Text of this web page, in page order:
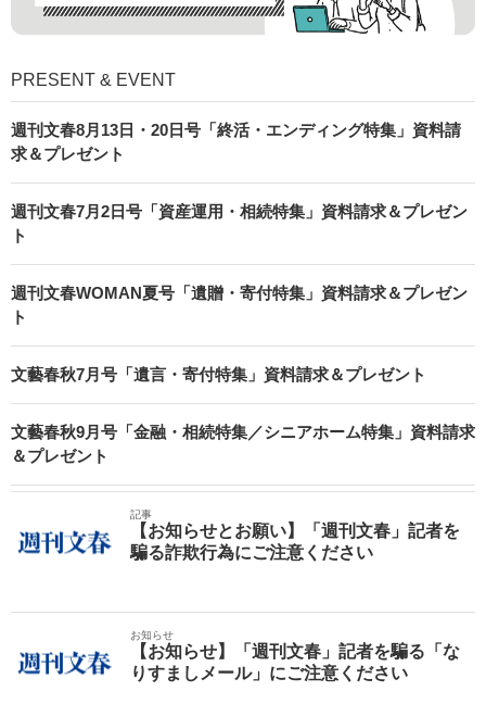
PRESENT & EVENT
週刊文春8月13日・20日号「終活・エンディング特集」資料請
求＆プレゼント
週刊文春7月2日号「資産運用・相続特集」資料請求＆プレゼン
ト
週刊文春WOMAN夏号「遺贈・寄付特集」資料請求＆プレゼン
ト
文藝春秋7月号「遺言・寄付特集」資料請求＆プレゼント
文藝春秋9月号「金融・相続特集／シニアホーム特集」資料請求
＆プレゼント
記事
【お知らせとお願い】「週刊文春」記者を
騙る詐欺行為にご注意ください
お知らせ
【お知らせ】「週刊文春」記者を騙る「な
りすましメール」にご注意ください